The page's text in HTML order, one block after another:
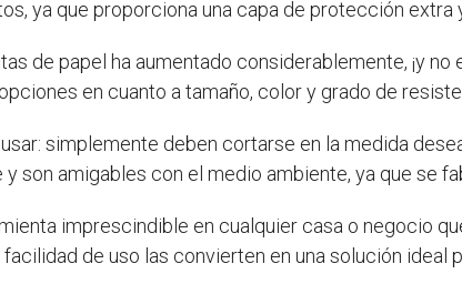
ya que proporciona una capa de protección extra
de papel ha aumentado considerablemente, ¡y
en cuanto a tamaño, color y grado de
simplemente deben cortarse en la medida
son amigables con el medio ambiente, ya que se
imprescindible en cualquier casa o negocio
de uso las convierten en una solución ideal